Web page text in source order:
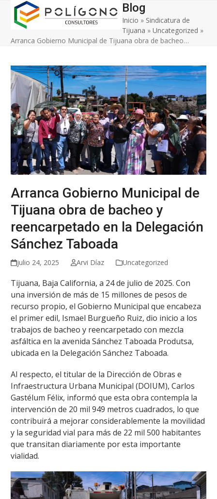
Skip
content
Open
mobile
menu
Close
mobile
menu
Blog
Inicio » Sindicatura de
Tijuana »Uncategorized »
Arranca Gobierno Municipal de Tijuana obra de bacheo…
Arranca Gobierno Municipal de
Tijuana obra de bacheo y
reencarpetado en la Delegación
Sánchez Taboada
julio 24, 2025 Arvi Díaz Uncategorized
Tijuana, Baja California, a 24 de julio de 2025. Con
una inversión de más de 15 millones de pesos de
recurso propio, el Gobierno Municipal que encabeza
el primer edil, Ismael Burgueño Ruiz, dio inicio a los
trabajos de bacheo y reencarpetado con mezcla
asfáltica en la avenida Sánchez Taboada Produtsa,
ubicada en la Delegación Sánchez Taboada.
Al respecto, el titular de la Dirección de Obras e
Infraestructura Urbana Municipal (DOIUM), Carlos
Gastélum Félix, informó que esta obra contempla la
intervención de 20 mil 949 metros cuadrados, lo que
contribuirá a mejorar considerablemente la movilidad
y la seguridad vial para más de 22 mil 500 habitantes
que transitan diariamente por esta importante
vialidad.